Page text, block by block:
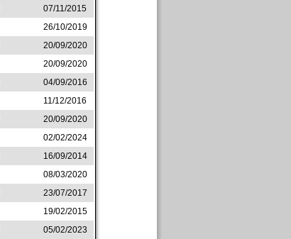
07/11/2015
26/10/2019
20/09/2020
20/09/2020
04/09/2016
11/12/2016
20/09/2020
02/02/2024
16/09/2014
08/03/2020
23/07/2017
19/02/2015
05/02/2023